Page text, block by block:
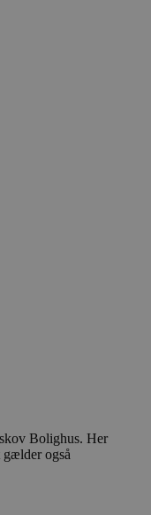
Bolighus. Her
gælder også